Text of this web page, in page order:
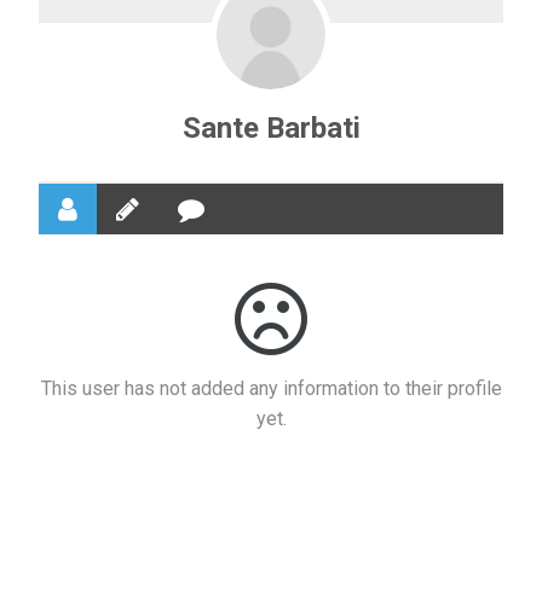
Sante Barbati
This user has not added any information to their profile
yet.